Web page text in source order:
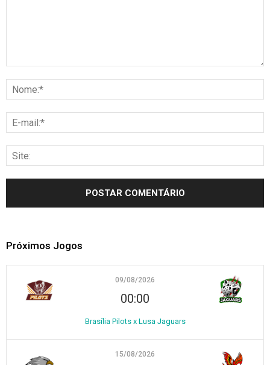
Próximos Jogos
09/08/2026
00:00
Brasília Pilots x Lusa Jaguars
15/08/2026